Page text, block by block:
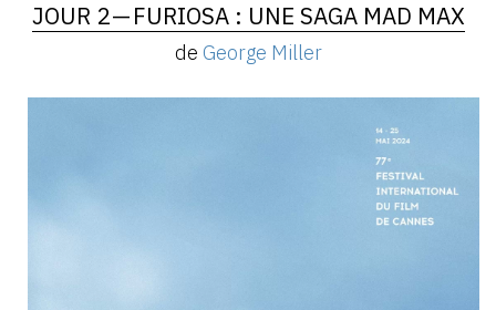
JOUR 2 — FURIOSA : UNE SAGA MAD MAX
de George Miller